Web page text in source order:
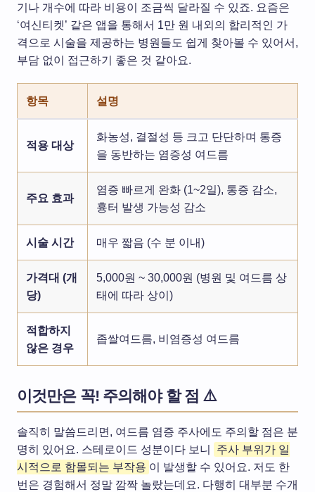
기나 개수에 따라 비용이 조금씩 달라질 수 있죠. 요즘은
‘여신티켓’ 같은 앱을 통해서 1만 원 내외의 합리적인 가
격으로 시술을 제공하는 병원들도 쉽게 찾아볼 수 있어서,
부담 없이 접근하기 좋은 것 같아요.
항목 설명
적용 대상
화농성, 결절성 등 크고 단단하며 통증
을 동반하는 염증성 여드름
주요 효과
염증 빠르게 완화 (1~2일), 통증 감소,
흉터 발생 가능성 감소
시술 시간 매우 짧음 (수 분 이내)
가격대 (개
당)
5,000원 ~ 30,000원 (병원 및 여드름 상
태에 따라 상이)
적합하지
않은 경우
좁쌀여드름, 비염증성 여드름
이것만은 꼭! 주의해야 할 점 ⚠️
솔직히 말씀드리면, 여드름 염증 주사에도 주의할 점은 분
명히 있어요. 스테로이드 성분이다 보니
주사 부위가 일
시적으로 함몰되는 부작용 이 발생할 수 있어요. 저도 한
번은 경험해서 정말 깜짝 놀랐는데요. 다행히 대부분 수개